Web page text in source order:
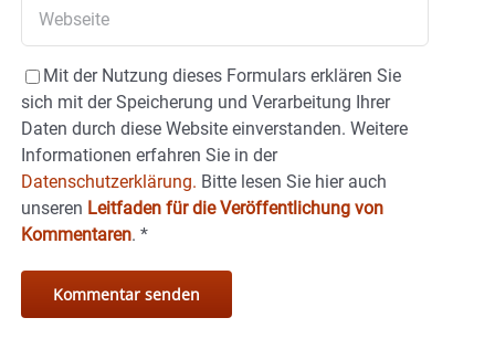
Mit der Nutzung dieses Formulars erklären Sie
sich mit der Speicherung und Verarbeitung Ihrer
Daten durch diese Website einverstanden. Weitere
Informationen erfahren Sie in der
Datenschutzerklärung. Bitte lesen Sie hier auch
unseren Leitfaden für die Veröffentlichung von
Kommentaren. *